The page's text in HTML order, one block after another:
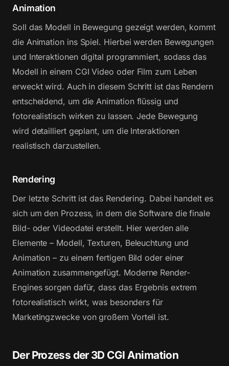
Animation
Soll das Modell in Bewegung gezeigt werden, kommt
die Animation ins Spiel. Hierbei werden Bewegungen
und Interaktionen digital programmiert, sodass das
Modell in einem CGI Video oder Film zum Leben
erweckt wird. Auch in diesem Schritt ist das Rendern
entscheidend, um die Animation flüssig und
fotorealistisch wirken zu lassen. Jede Bewegung
wird detailliert geplant, um die Interaktionen
realistisch darzustellen.
Rendering
Der letzte Schritt ist das Rendering. Dabei handelt es
sich um den Prozess, in dem die Software die finale
Bild- oder Videodatei erstellt. Hier werden alle
Elemente – Modell, Texturen, Beleuchtung und
Animation – zu einem fertigen Bild oder einer
Animation zusammengefügt. Moderne Render-
Engines sorgen dafür, dass das Ergebnis extrem
fotorealistisch wirkt, was besonders für
Marketingzwecke von großem Vorteil ist.
Der Prozess der 3D CGI Animation